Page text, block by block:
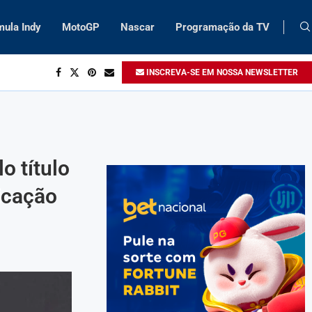
Indy MotoGP Nascar Programação da TV
INSCREVA-SE EM NOSSA NEWSLETTER
título